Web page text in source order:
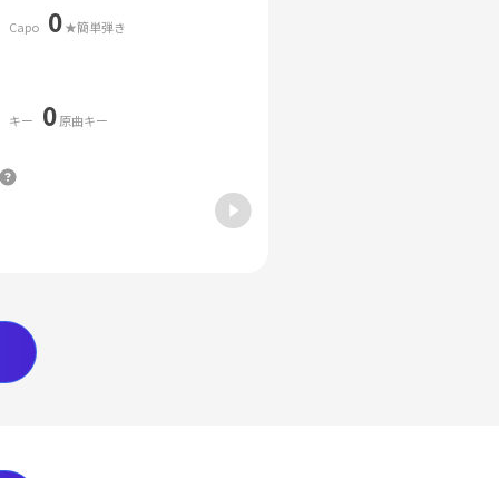
Capo 0★簡単弾き
キー 0原曲キー